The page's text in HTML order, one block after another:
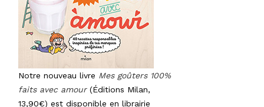
Notre nouveau livre Mes goûters 100%
faits avec amour(Éditions Milan,
13,90€) est disponible en librairie